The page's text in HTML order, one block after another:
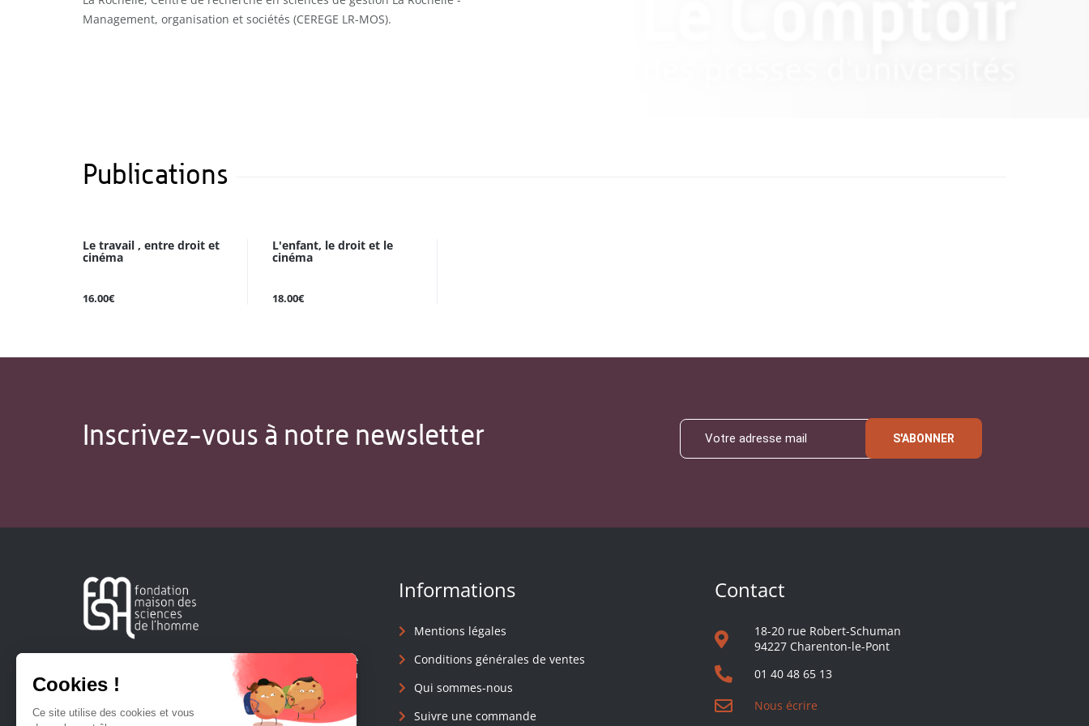
Management, organisation et sociétés (CEREGE LR-MOS).
Publications
Le travail , entre droit et
cinéma
16.00€
L'enfant, le droit et le
cinéma
18.00€
Inscrivez-vous à notre newsletter S'ABONNER
Créée en 1963, la Fondation Maison Sciences de l'Homme
soutient la recherche et la diffusion des connaissances en
sciences humaines et sociales.
Informations
Mentions légales
Conditions générales de ventes
Qui sommes-nous
Suivre une commande
Contact
18-20 rue Robert-Schuman
94227 Charenton-le-Pont
01 40 48 65 13
Nous écrire